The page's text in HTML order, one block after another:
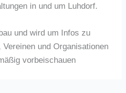
in und um Luhdorf.
und wird um Infos zu
und Organisationen
vorbeischauen